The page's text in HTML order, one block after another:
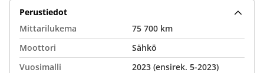
Perustiedot
Mittarilukema
75 700 km
Moottori
Sähkö
Vuosimalli
2023 (ensirek. 5-2023)